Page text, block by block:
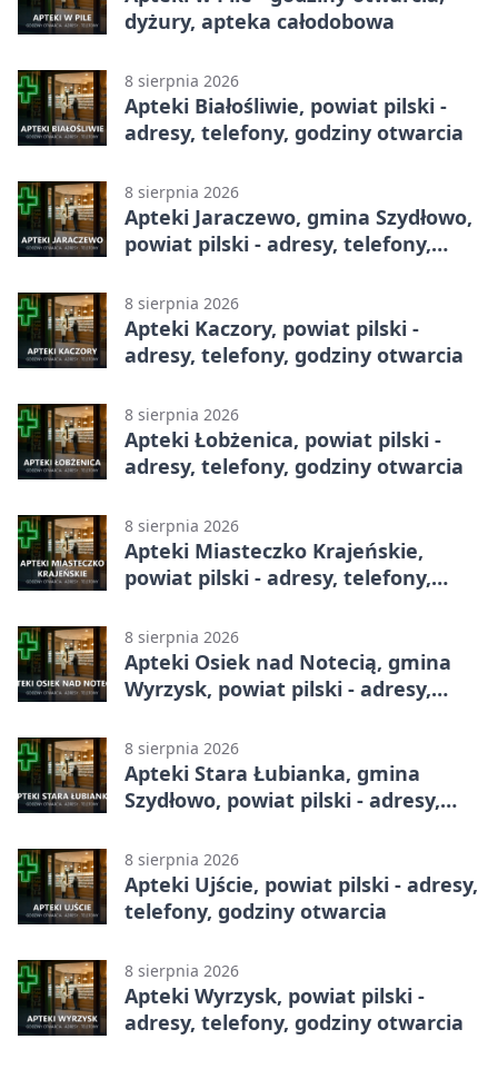
dyżury, apteka całodobowa
8 sierpnia 2026
Apteki Białośliwie, powiat pilski -
adresy, telefony, godziny otwarcia
8 sierpnia 2026
Apteki Jaraczewo, gmina Szydłowo,
powiat pilski - adresy, telefony,
8 sierpnia 2026
Apteki Kaczory, powiat pilski -
adresy, telefony, godziny otwarcia
8 sierpnia 2026
Apteki Łobżenica, powiat pilski -
adresy, telefony, godziny otwarcia
8 sierpnia 2026
Apteki Miasteczko Krajeńskie,
powiat pilski - adresy, telefony,
8 sierpnia 2026
Apteki Osiek nad Notecią, gmina
Wyrzysk, powiat pilski - adresy,
8 sierpnia 2026
Apteki Stara Łubianka, gmina
Szydłowo, powiat pilski - adresy,
8 sierpnia 2026
Apteki Ujście, powiat pilski - adresy,
telefony, godziny otwarcia
8 sierpnia 2026
Apteki Wyrzysk, powiat pilski -
adresy, telefony, godziny otwarcia